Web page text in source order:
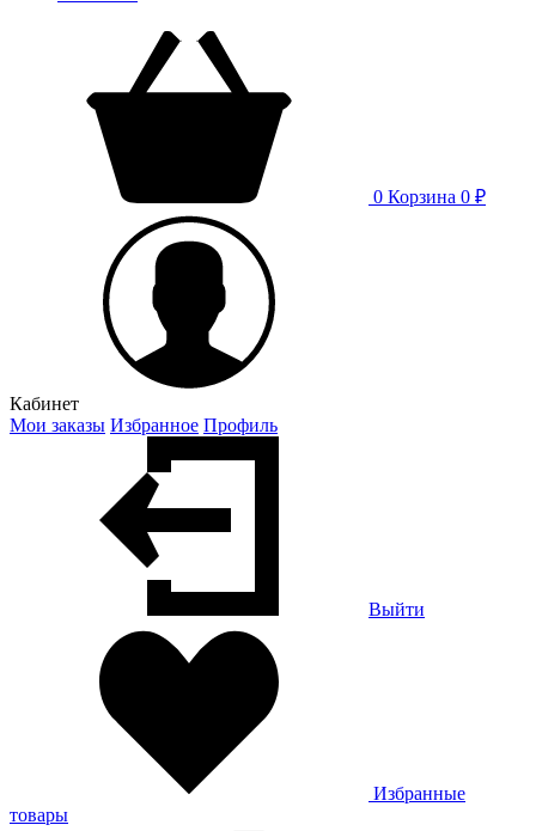
0 Корзина 0 ₽
Кабинет
Мои заказы Избранное Профиль
Выйти
Избранные
товары